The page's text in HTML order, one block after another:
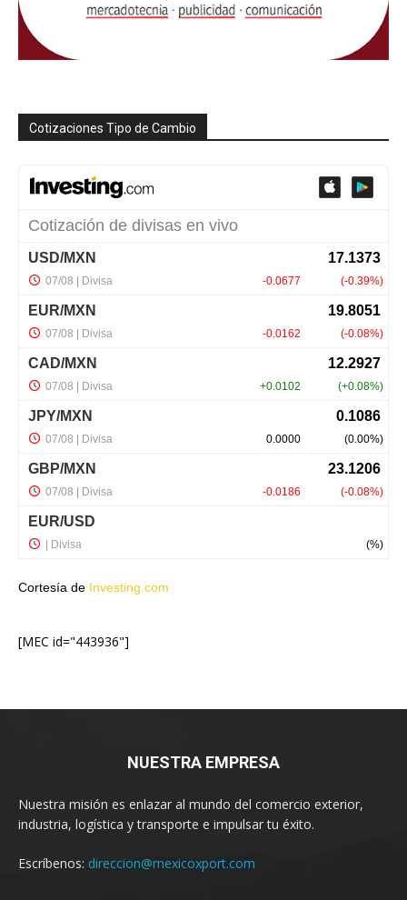
Cotizaciones Tipo de Cambio
Cortesía de Investing.com
[MEC id="443936"]
NUESTRA EMPRESA
Nuestra misión es enlazar al mundo del comercio exterior,
industria, logística y transporte e impulsar tu éxito.
Escríbenos: direccion@mexicoxport.com